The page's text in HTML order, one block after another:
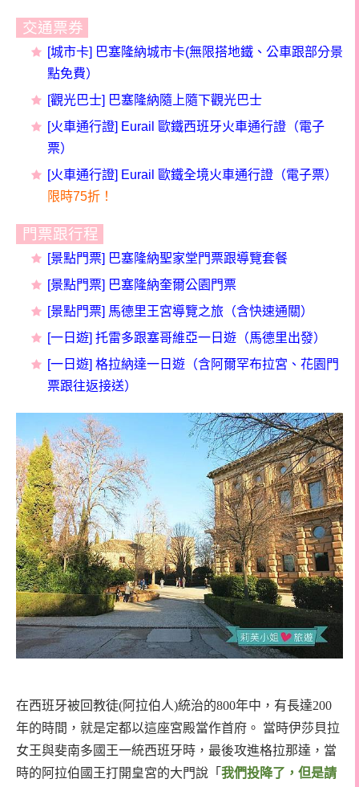
交通票券
[城市卡] 巴塞隆納城市卡(無限搭地鐵、公車跟部分景
點免費）
[觀光巴士] 巴塞隆納隨上隨下觀光巴士
[火車通行證] Eurail 歐鐵西班牙火車通行證（電子
票）
[火車通行證] Eurail 歐鐵全境火車通行證（電子票）
限時75折！
門票跟行程
[景點門票] 巴塞隆納聖家堂門票跟導覽套餐
[景點門票] 巴塞隆納奎爾公園門票
[景點門票] 馬德里王宮導覽之旅（含快速通關）
[一日遊] 托雷多跟塞哥維亞一日遊（馬德里出發）
[一日遊] 格拉納達一日遊（含阿爾罕布拉宮、花園門
票跟往返接送）
在西班牙被回教徒(阿拉伯人)統治的800年中，有長達200
年的時間，就是定都以這座宮殿當作首府。 當時伊莎貝拉
女王與斐南多國王一統西班牙時，最後攻進格拉那達，當
時的阿拉伯國王打開皇宮的大門說「 我們投降了，但是請